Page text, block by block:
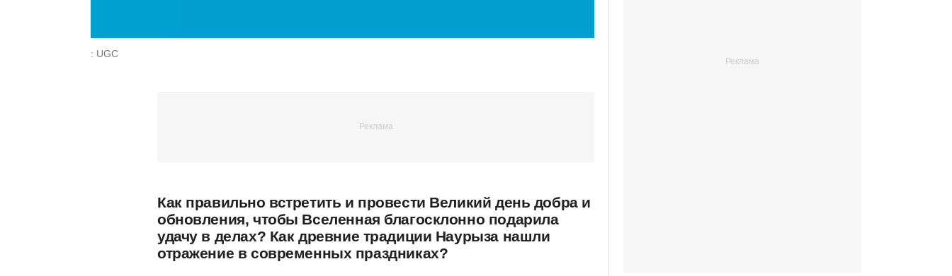
: UGC
Как правильно встретить и провести Великий день добра и
обновления, чтобы Вселенная благосклонно подарила
удачу в делах? Как древние традиции Наурыза нашли
отражение в современных праздниках?